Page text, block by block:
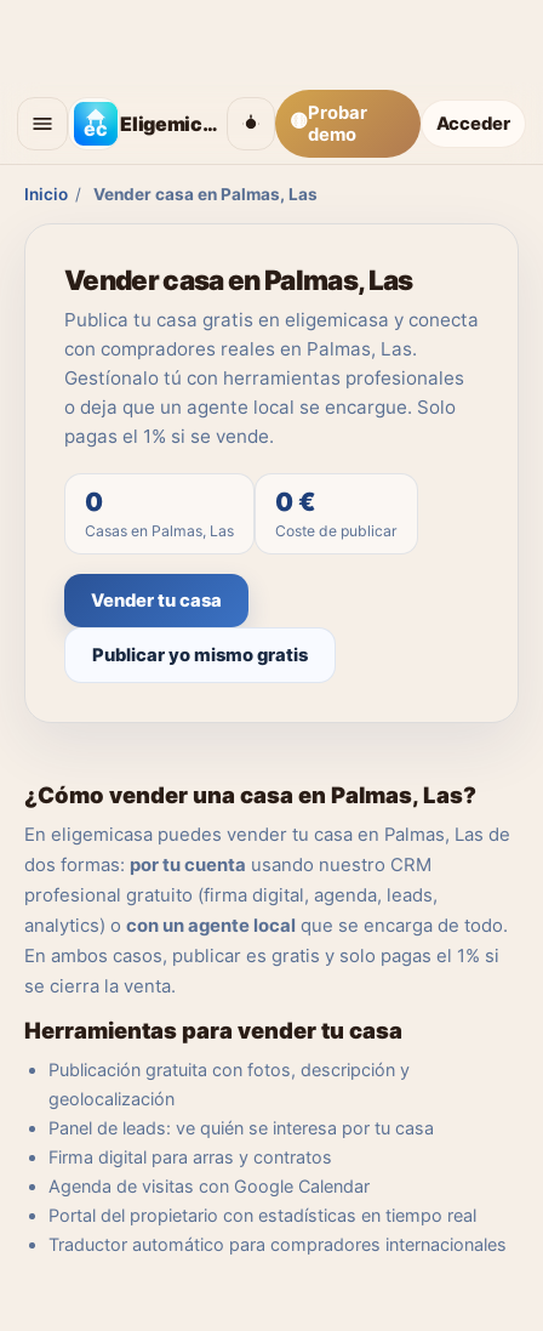
Eligemicasa 🟡Probar
demo
Acceder
Inicio / Vender casa en Palmas, Las
Vender casa en Palmas, Las
Publica tu casa gratis en eligemicasa y conecta
con compradores reales en Palmas, Las.
Gestíonalo tú con herramientas profesionales
o deja que un agente local se encargue. Solo
pagas el 1% si se vende.
0
Casas en Palmas, Las
0 €
Coste de publicar
Vender tu casa
Publicar yo mismo gratis
¿Cómo vender una casa en Palmas, Las?
En eligemicasa puedes vender tu casa en Palmas, Las de
dos formas: por tu cuenta usando nuestro CRM
profesional gratuito (firma digital, agenda, leads,
analytics) o con un agente local que se encarga de todo.
En ambos casos, publicar es gratis y solo pagas el 1% si
se cierra la venta.
Herramientas para vender tu casa
Publicación gratuita con fotos, descripción y
geolocalización
Panel de leads: ve quién se interesa por tu casa
Firma digital para arras y contratos
Agenda de visitas con Google Calendar
Portal del propietario con estadísticas en tiempo real
Traductor automático para compradores internacionales